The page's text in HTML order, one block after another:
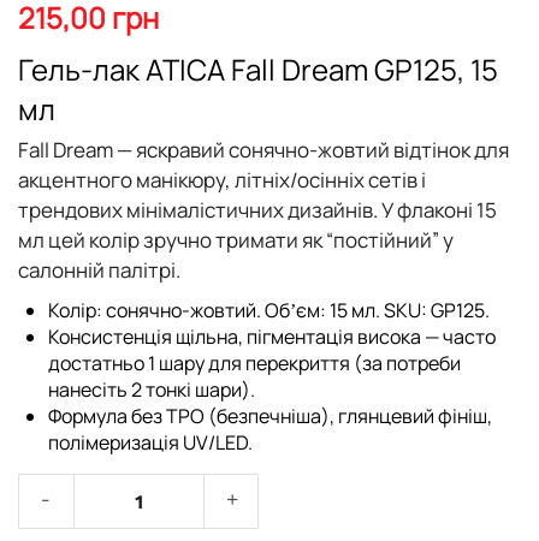
початку
галереї
зображень
215,00 грн
Гель-лак ATICA Fall Dream GP125, 15
мл
Fall Dream — яскравий сонячно-жовтий відтінок для
акцентного манікюру, літніх/осінніх сетів і
трендових мінімалістичних дизайнів. У флаконі 15
мл цей колір зручно тримати як “постійний” у
салонній палітрі.
Колір: сонячно-жовтий. Обʼєм: 15 мл. SKU: GP125.
Консистенція щільна, пігментація висока — часто
достатньо 1 шару для перекриття (за потреби
нанесіть 2 тонкі шари).
Формула без TPO (безпечніша), глянцевий фініш,
полімеризація UV/LED.